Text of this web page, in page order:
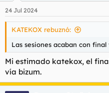
e
s
24 Jul 2024
KATEKOX rebuznó:
Las sesiones acaban con final
Mi estimado katekox, el
vía bizum.